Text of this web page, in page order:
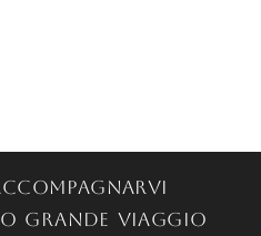
grande viaggio